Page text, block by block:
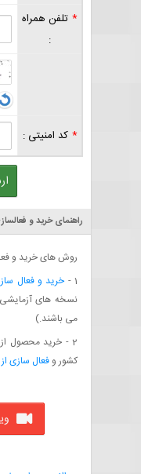
* تلفن همراه
:
* کد امنیتی :
راهنمای خرید و
روش های خرید و
1 -
خرید و فعال
نسخه های آزمایشی
می باشند.)
2 - خرید محصول از
کشور وفعال سازی